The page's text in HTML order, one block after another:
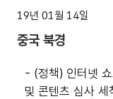
19년 01월 14일
중국 북경
- (정책) 인터넷
및 콘텐츠 심사 세